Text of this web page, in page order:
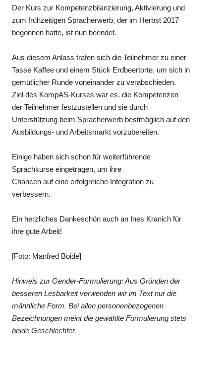
Der Kurs zur Kompetenzbilanzierung, Aktivierung und
zum frühzeitigen Spracherwerb, der im Herbst 2017
begonnen hatte, ist nun beendet.
Aus diesem Anlass trafen sich die Teilnehmer zu einer
Tasse Kaffee und einem Stück Erdbeertorte, um sich in
gemütlicher Runde voneinander zu verabschieden.
Ziel des KompAS-Kurses war es, die Kompetenzen
der Teilnehmer festzustellen und sie durch
Unterstützung beim Spracherwerb bestmöglich auf den
Ausbildungs- und Arbeitsmarkt vorzubereiten.
Einige haben sich schon für weiterführende
Sprachkurse eingetragen, um ihre
Chancen auf eine erfolgreiche Integration zu
verbessern.
Ein herzliches Dankeschön auch an Ines Kranich für
ihre gute Arbeit!
[Foto: Manfred Boide]
Hinweis zur Gender-Formulierung: Aus Gründen der
besseren Lesbarkeit verwenden wir im Text nur die
männliche Form. Bei allen personenbezogenen
Bezeichnungen meint die gewählte Formulierung stets
beide Geschlechter.